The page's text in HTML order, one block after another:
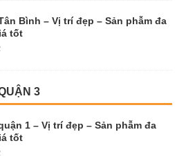
Bình – Vị trí đẹp – Sản phẫm đa
tốt
3
1 – Vị trí đẹp – Sản phẫm đa
tốt